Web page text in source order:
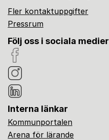
Fler kontaktuppgifter
Pressrum
Följ oss i sociala medier
Interna länkar
Kommunportalen
Arena för lärande